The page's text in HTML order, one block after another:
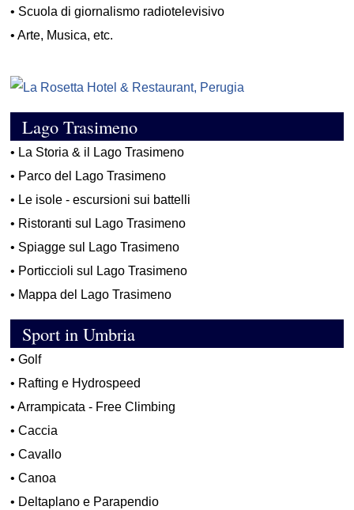
• Scuola di giornalismo radiotelevisivo
•Arte, Musica, etc.
Lago Trasimeno
• La Storia & il Lago Trasimeno
• Parco del Lago Trasimeno
• Le isole - escursioni sui battelli
• Ristoranti sul Lago Trasimeno
• Spiagge sul Lago Trasimeno
• Porticcioli sul Lago Trasimeno
• Mappa del Lago Trasimeno
Sport in Umbria
•Golf
• Rafting e Hydrospeed
•Arrampicata - Free Climbing
•Caccia
•Cavallo
•Canoa
• Deltaplano e Parapendio